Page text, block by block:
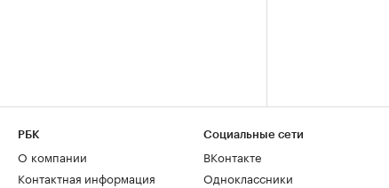
РБК
О компании
Контактная информация
Социальные сети
ВКонтакте
Одноклассники